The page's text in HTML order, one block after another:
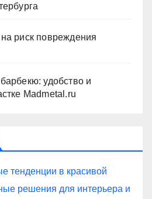
риск повреждения
удобство и
Madmetal.ru
тенденции в красивой
решения для интерьера и